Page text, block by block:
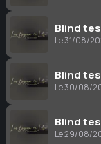
Blind
Le 31/08/
Blind
Le 30/08/
Blind
Le 29/08/